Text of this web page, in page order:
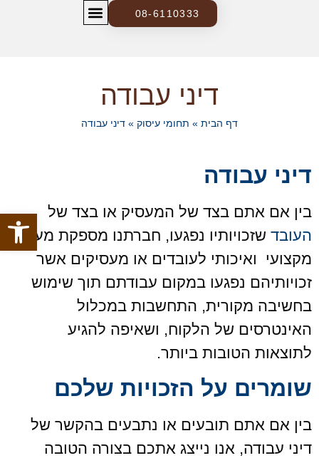
08-6110333
דיני עבודה
דף הבית » תחומי עיסוק » דיני עבודה
דיני עבודה
בין אם אתם בצד של המעסיק או בצד של
העובד שזכויותיו נפגעו, חברתנו מספקת מענה
מקצועי ואיכותי לעובדים או מעסיקים אשר
זכויותיהם נפגעו במקום עבודתם תוך שימוש
בחשיבה מקורית, התחשבות במכלול
האינטרסים של הלקוח, ושאיפה להגיע
לתוצאות הטובות ביותר.
שומרים על הזכויות שלכם
בין אם אתם תובעים או נתבעים בהקשר של
דיני עבודה, אנו נייצג אתכם בצורה הטובה
פתח